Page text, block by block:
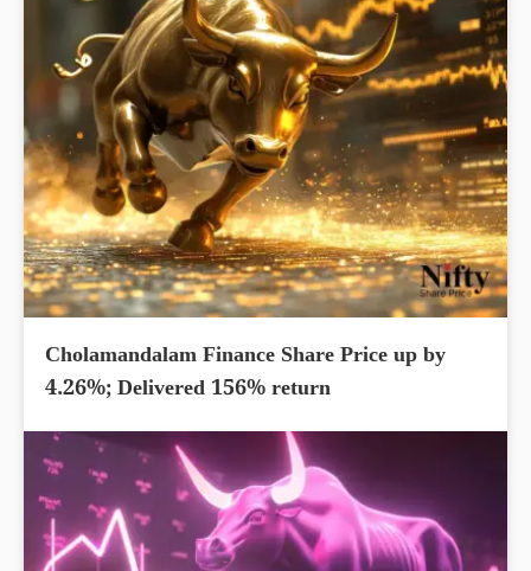
Cholamandalam Finance Share Price up by
4.26%; Delivered 156% return